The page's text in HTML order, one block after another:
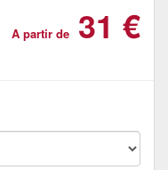
A partir de 31 €